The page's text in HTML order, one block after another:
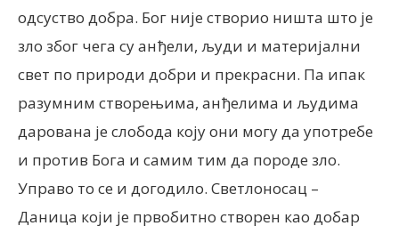
одсуство добра. Бог није створио ништа што је
зло због чега су анђели, људи и материјални
свет по природи добри и прекрасни. Па ипак
разумним створењима, анђелима и људима
дарована је слобода коју они могу да употребе
и против Бога и самим тим да породе зло.
Управо то се и догодило. Светлоносац –
Даница који је првобитно створен као добар